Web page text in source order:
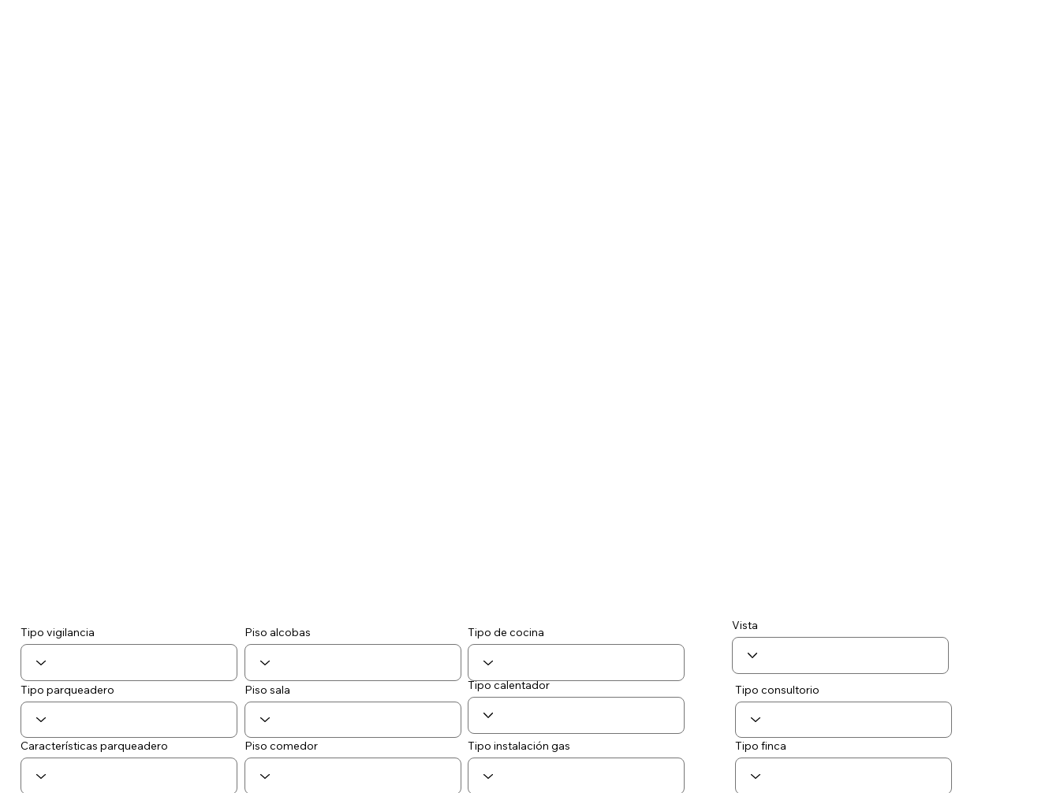
Tipo vigilancia
Tipo parqueadero
Características parqueadero
Piso alcobas
Piso sala
Piso comedor
Tipo de cocina
Tipo calentador
Tipo instalación gas
Vista
Tipo consultorio
Tipo finca